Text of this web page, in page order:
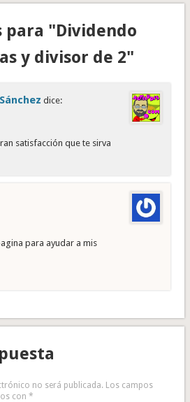
para "Dividendo
y divisor de 2"
dice:
satisfacción que te sirva
para ayudar a mis
no será publicada. Los campos
con *